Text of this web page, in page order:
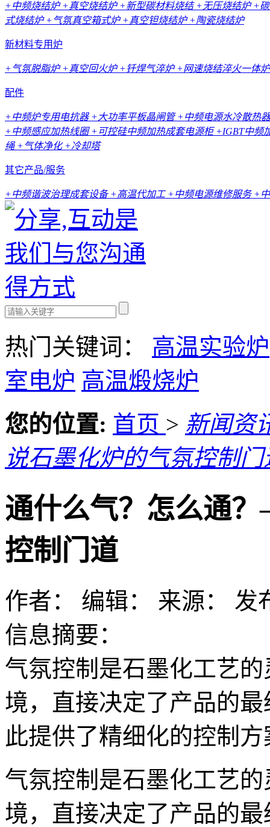
+中频烧结炉+真空烧结炉+新型碳材料烧结+无压烧结炉+
式烧结炉+气氛真空箱式炉+真空钽烧结炉+陶瓷烧结炉
新材料专用炉
+气氛脱脂炉+真空回火炉+钎焊气淬炉+网速烧结淬火一体炉
配件
+中频炉专用电抗器 +大功率平板晶闸管+中频电源水冷散热
+中频感应加热线圈+可控硅中频加热成套电源柜+IGBT中频
绳 +气体净化+冷却塔
其它产品/服务
+中频谐波治理成套设备 +高温代加工+中频电源维修服务 +
热门关键词： 高温实验炉
室电炉 高温煅烧炉
您的位置: 首页 > 新闻资
说石墨化炉的气氛控制门
通什么气？怎么通
控制门道
作者： 编辑： 来源： 发
信息摘要：
气氛控制是石墨化工艺
境，直接决定了产品的
此提供了精细化的控制
气氛控制是石墨化工艺
境，直接决定了产品的